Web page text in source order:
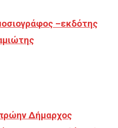
–εκδότης
Δήμαρχος